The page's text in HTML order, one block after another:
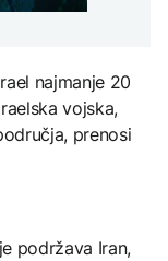
terapiju
najmanje 20
vojska,
prenosi
podržava Iran,